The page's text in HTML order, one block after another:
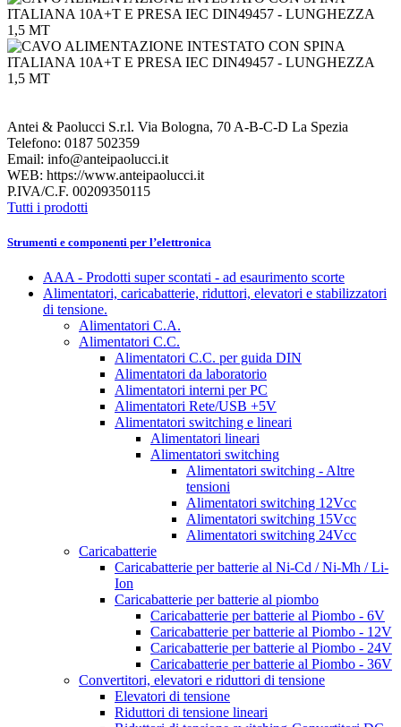
Antei & Paolucci S.r.l. Via Bologna, 70 A-B-C-D La Spezia
Telefono: 0187 502359
Email: info@anteipaolucci.it
WEB: https://www.anteipaolucci.it
P.IVA/C.F. 00209350115
Tutti i prodotti
Strumenti e componenti per l’elettronica
AAA - Prodotti super scontati - ad esaurimento scorte
Alimentatori, caricabatterie, riduttori, elevatori e stabilizzatori
di tensione.
Alimentatori C.A.
Alimentatori C.C.
Alimentatori C.C. per guida DIN
Alimentatori da laboratorio
Alimentatori interni per PC
Alimentatori Rete/USB +5V
Alimentatori switching e lineari
Alimentatori lineari
Alimentatori switching
Alimentatori switching - Altre
tensioni
Alimentatori switching 12Vcc
Alimentatori switching 15Vcc
Alimentatori switching 24Vcc
Caricabatterie
Caricabatterie per batterie al Ni-Cd / Ni-Mh / Li-
Ion
Caricabatterie per batterie al piombo
Caricabatterie per batterie al Piombo - 6V
Caricabatterie per batterie al Piombo - 12V
Caricabatterie per batterie al Piombo - 24V
Caricabatterie per batterie al Piombo - 36V
Convertitori, elevatori e riduttori di tensione
Elevatori di tensione
Riduttori di tensione lineari